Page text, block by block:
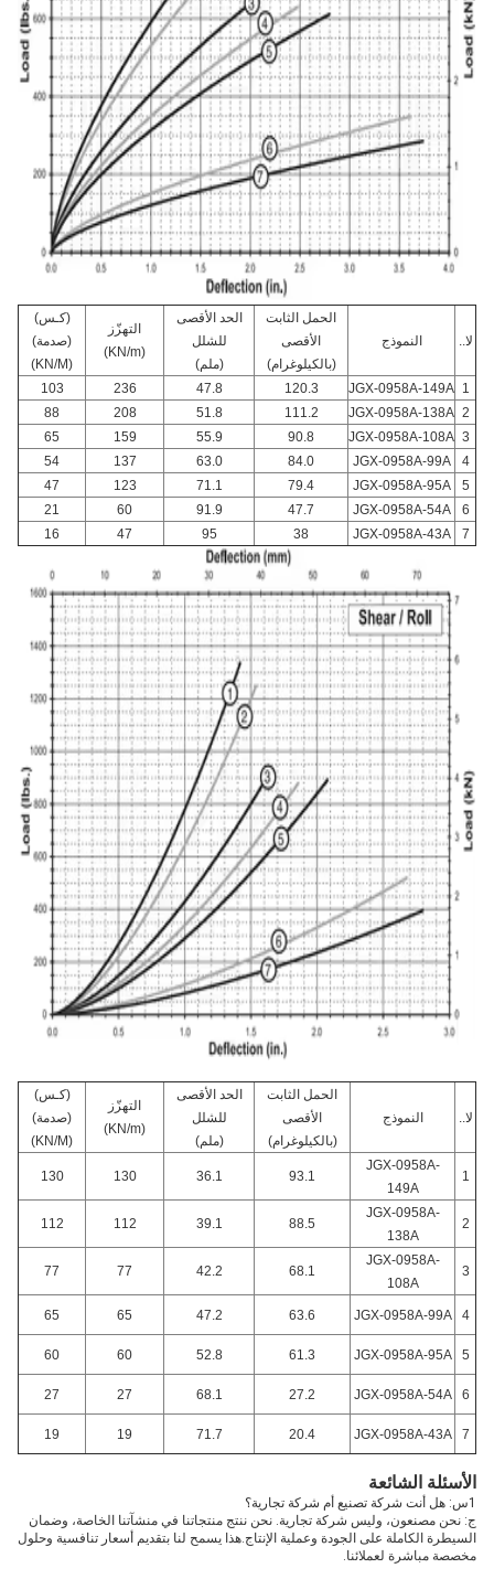
لا.. النموذج
الحمل الثابت
الأقصى
(بالكيلوغرام)
الحد الأقصى
للشلل
(ملم)
التهزّز
(كـس)
(صدمة)
JGX-0958A-149A
120.3
47.8
236
103
JGX-0958A-138A
111.2
51.8
208
88
JGX-0958A-108A
90.8
55.9
159
65
4
JGX-0958A-99A
84.0
63.0
137
54
JGX-0958A-95A
79.4
71.1
123
47
JGX-0958A-54A
47.7
91.9
60
21
JGX-0958A-43A
38
95
47
16
لا.. النموذج
الحمل الثابت
الأقصى
(بالكيلوغرام)
الحد الأقصى
للشلل
(ملم)
التهزّز
(كـس)
(صدمة)
JGX-0958A-
149A
93.1
36.1
130
130
JGX-0958A-
138A
88.5
39.1
112
112
JGX-0958A-
108A
68.1
42.2
77
77
4
JGX-0958A-99A
63.6
47.2
65
65
JGX-0958A-95A
61.3
52.8
60
60
JGX-0958A-54A
27.2
68.1
27
27
JGX-0958A-43A
20.4
71.7
19
19
الأسئلة الشائعة
ج: نحن مصنعون، وليس شركة تجارية. نحن ننتج منتجاتنا في منشآتنا الخاصة، وضمان
السيطرة الكاملة على الجودة وعملية الإنتاج.هذا يسمح لنا بتقديم أسعار تنافسية وحلول
مخصصة مباشرة لعملائنا.